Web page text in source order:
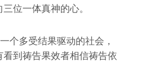
位一体真神的心。
个多受结果驱动的社会，
到祷告果效者相信祷告依